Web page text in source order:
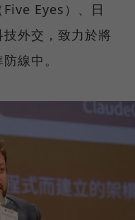
Eyes）、日
外交，致力於將
線中。